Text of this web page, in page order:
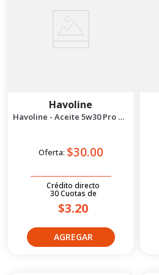
Havoline
Havoline - Aceite 5w30 Pro DS
Oferta: $30.00
Crédito directo
30Cuotas de
$3.20